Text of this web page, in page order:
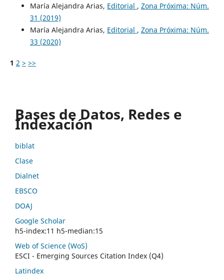
María Alejandra Arias, Editorial , Zona Próxima: Núm.
31 (2019)
María Alejandra Arias, Editorial , Zona Próxima: Núm.
33 (2020)
1 2 > >>
Bases de Datos, Redes e
Indexación
biblat
Clase
Dialnet
EBSCO
DOAJ
Google Scholar
h5-index:11 h5-median:15
Web of Science (WoS)
ESCI - Emerging Sources Citation Index (Q4)
Latindex